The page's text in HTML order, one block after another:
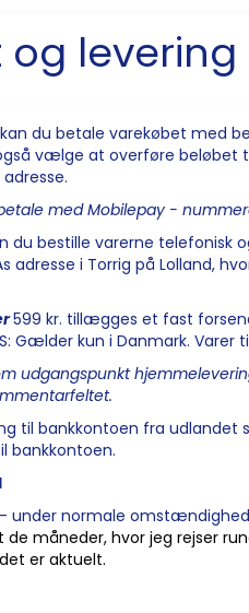
og levering
du betale varekøbet med
vælge at overføre beløbet
med Mobilepay -
du bestille varerne
adresse i Torrig på Lolland,
599 kr. tillægges et fast
Gælder kun i Danmark.
udgangspunkt
til bankkontoen fra udlandet
bankkontoen.
under normale
de måneder, hvor jeg rejser
er aktuelt.